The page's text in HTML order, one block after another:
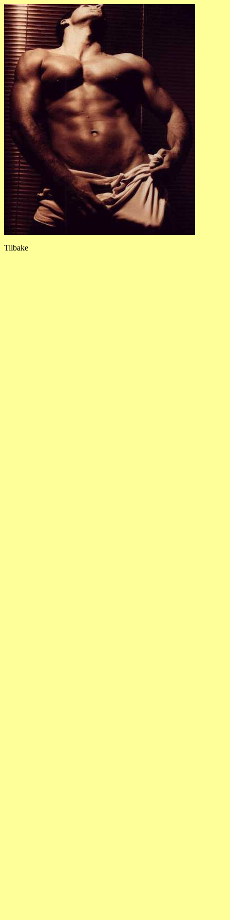
Tilbake